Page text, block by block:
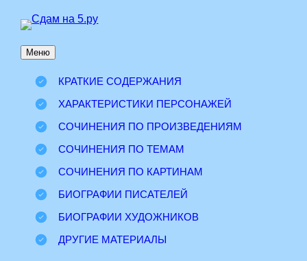
Перейти
содержимому
Меню
КРАТКИЕ СОДЕРЖАНИЯ
ХАРАКТЕРИСТИКИ ПЕРСОНАЖЕЙ
СОЧИНЕНИЯ ПО ПРОИЗВЕДЕНИЯМ
СОЧИНЕНИЯ ПО ТЕМАМ
СОЧИНЕНИЯ ПО КАРТИНАМ
БИОГРАФИИ ПИСАТЕЛЕЙ
БИОГРАФИИ ХУДОЖНИКОВ
ДРУГИЕ МАТЕРИАЛЫ